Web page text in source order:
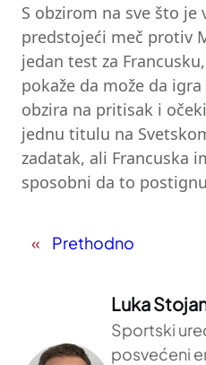
S obzirom na sve što je
predstojeći meč protiv
jedan test za
pokaže da može da
obzira na pritisak i
jednu titulu na
zadatak, ali Francuska
sposobni da to
« Prethodno
Luka
Sportski
posvećeni